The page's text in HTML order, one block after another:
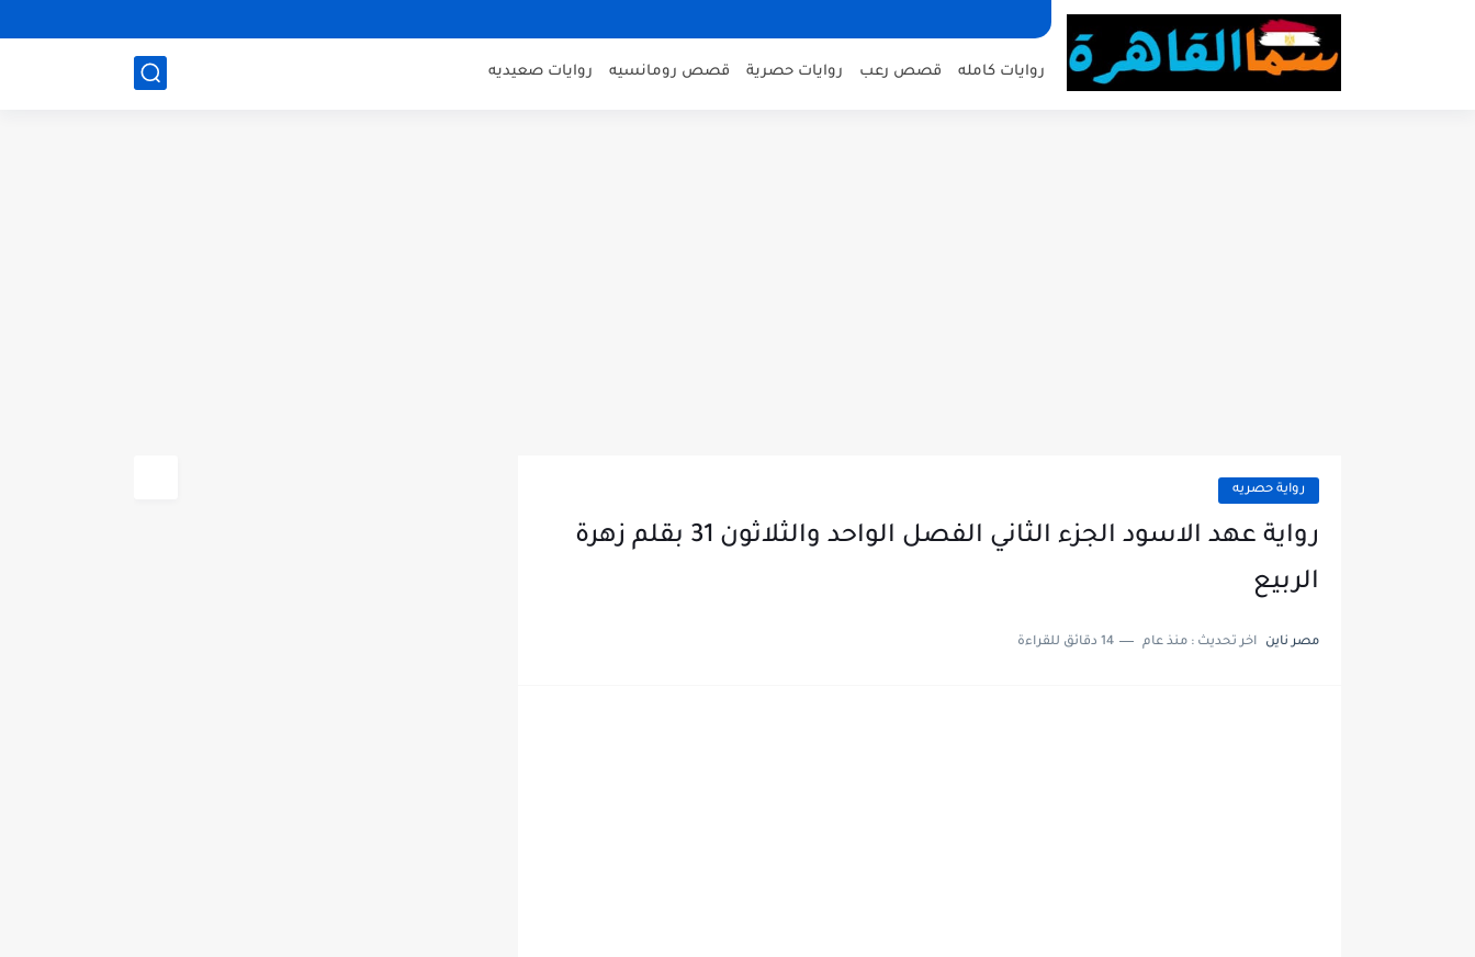
روايات كامله قصص رعب روايات حصرية قصص رومانسيه روايات صعيديه
رواية حصريه
رواية عهد الاسود الجزء الثاني الفصل الواحد والثلاثون 31 بقلم زهرة
الربيع
مصر ناين اخر تحديث : منذ عام 14 دقائق للقراءة